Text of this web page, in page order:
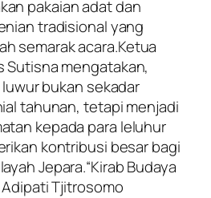
pakaian adat dan
tradisional yang
semarak acara.Ketua
Sutisna mengatakan,
bukan sekadar
tahunan, tetapi menjadi
kepada para leluhur
kontribusi besar bagi
Jepara.“Kirab Budaya
Tjitrosomo